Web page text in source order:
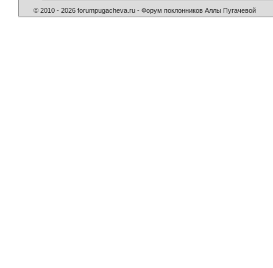
© 2010 - 2026 forumpugacheva.ru - Форум поклонников Аллы Пугачевой